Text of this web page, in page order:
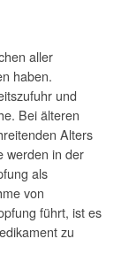
aller
haben.
und
Bei älteren
Alters
werden in der
als
von
führt, ist es
zu